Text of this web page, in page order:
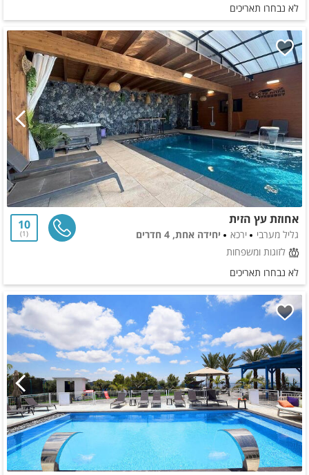
לא נבחרו תאריכים
אחוזת עץ הזית
גליל מערבי ירכא
יחידה אחת, 4 חדרים
לזוגות ומשפחות
10
1
לא נבחרו תאריכים